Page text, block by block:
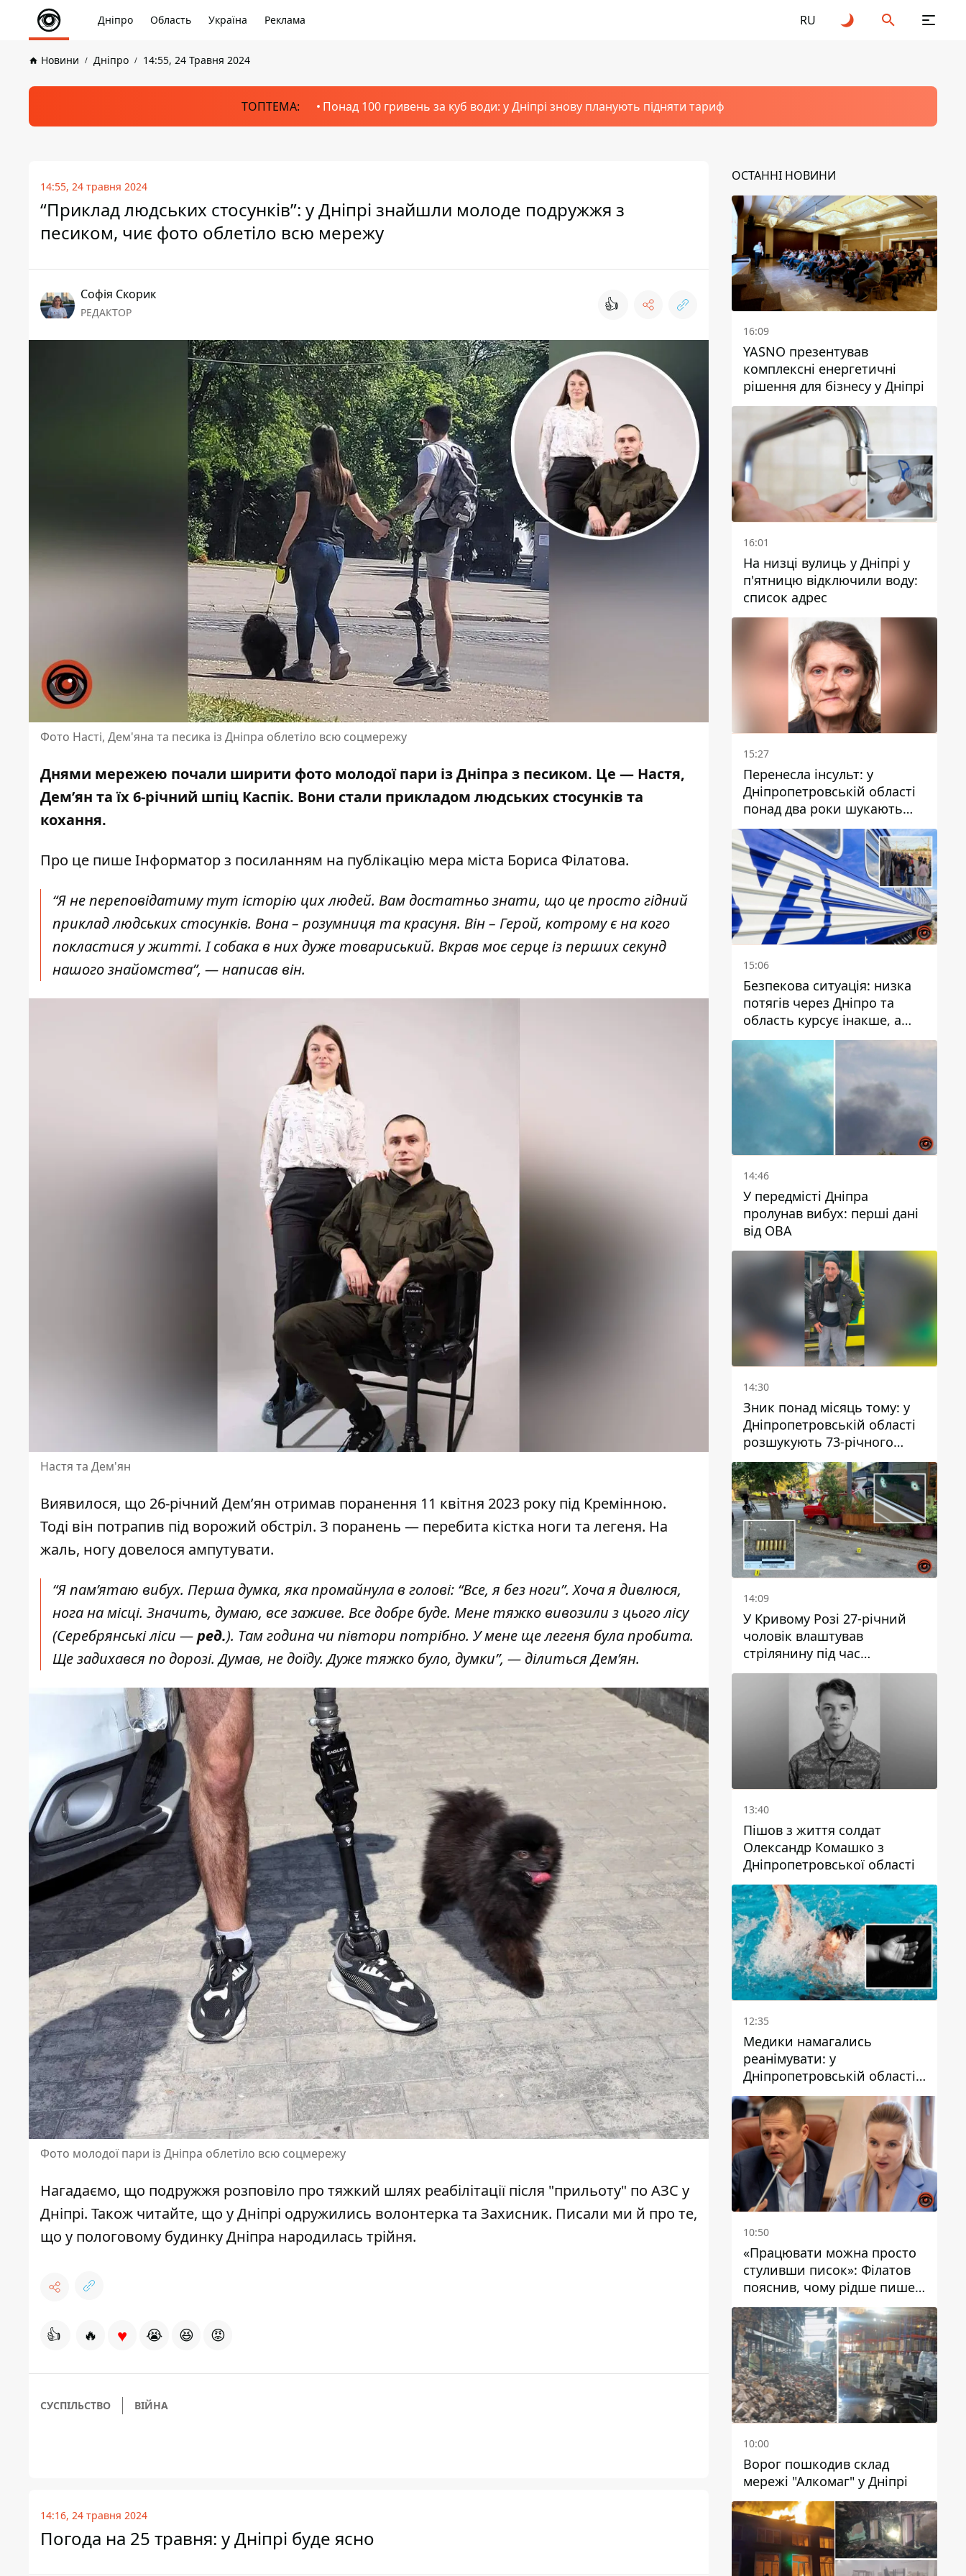
Дніпро Область Україна Реклама RU
Новини Дніпро 14:55, 24 Травня 2024
ТОПТЕМА: Понад 100 гривень за куб води: у Дніпрі знову планують підняти тариф
14:55, 24 травня 2024
“Приклад людських стосунків”: у Дніпрі знайшли молоде подружжя з
песиком, чиє фото облетіло всю мережу
Софія Скорик
РЕДАКТОР 👍
Фото Насті, Дем'яна та песика із Дніпра облетіло всю соцмережу
Днями мережею почали ширити фото молодої пари із Дніпра з песиком. Це — Настя,
Дем’ян та їх 6-річний шпіц Каспік. Вони стали прикладом людських стосунків та
кохання.
Про це пише Інформатор з посиланням на публікацію мера міста Бориса Філатова.
“Я не переповідатиму тут історію цих людей. Вам достатньо знати, що це просто гідний
приклад людських стосунків. Вона – розумниця та красуня. Він – Герой, котрому є на кого
покластися у житті. І собака в них дуже товариський. Вкрав моє серце із перших секунд
нашого знайомства”, — написав він.
Настя та Дем'ян
Виявилося, що 26-річний Дем’ян отримав поранення 11 квітня 2023 року під Кремінною.
Тоді він потрапив під ворожий обстріл. З поранень — перебита кістка ноги та легеня. На
жаль, ногу довелося ампутувати.
“Я пам’ятаю вибух. Перша думка, яка промайнула в голові: “Все, я без ноги”. Хоча я дивлюся,
нога на місці. Значить, думаю, все заживе. Все добре буде. Мене тяжко вивозили з цього лісу
(Серебрянські ліси —ред.). Там година чи півтори потрібно. У мене ще легеня була пробита.
Ще задихався по дорозі. Думав, не доїду. Дуже тяжко було, думки”, — ділиться Дем’ян.
Фото молодої пари із Дніпра облетіло всю соцмережу
Нагадаємо, що подружжя розповіло про тяжкий шлях реабілітаціїпісля "прильоту" по АЗС у
Дніпрі. Також читайте, що у Дніпрі одружились волонтерка та Захисник. Писали ми й про те,
що у пологовому будинку Дніпра народилась трійня.
👍 🔥 ♥ 😭 😆 😡
СУСПІЛЬСТВО ВІЙНА
14:16, 24 травня 2024
Погода на 25 травня: у Дніпрі буде ясно
ОСТАННІ НОВИНИ
16:09
YASNO презентував
комплексні енергетичні
рішення для бізнесу у Дніпрі
16:01
На низці вулиць у Дніпрі у
п'ятницю відключили воду:
список адрес
15:27
Перенесла інсульт: у
Дніпропетровській області
понад два роки шукають
зниклу жінку
15:06
Безпекова ситуація: низка
потягів через Дніпро та
область курсує інакше, а
частину шляху замінили
автобусами та
електричками
14:46
У передмісті Дніпра
пролунав вибух: перші дані
від ОВА
14:30
Зник понад місяць тому: у
Дніпропетровській області
розшукують 73-річного
чоловіка
14:09
У Кривому Розі 27-річний
чоловік влаштував
стрілянину під час
конфлікту: є поранений
13:40
Пішов з життя солдат
Олександр Комашко з
Дніпропетровської області
12:35
Медики намагались
реанімувати: у
Дніпропетровській області
дворічний хлопчик потонув
у басейні
10:50
«Працювати можна просто
стуливши писок»: Філатов
пояснив, чому рідше пише у
соцмережах та
розкритикував медійність
чиновників
10:00
Ворог пошкодив склад
мережі "Алкомаг" у Дніпрі